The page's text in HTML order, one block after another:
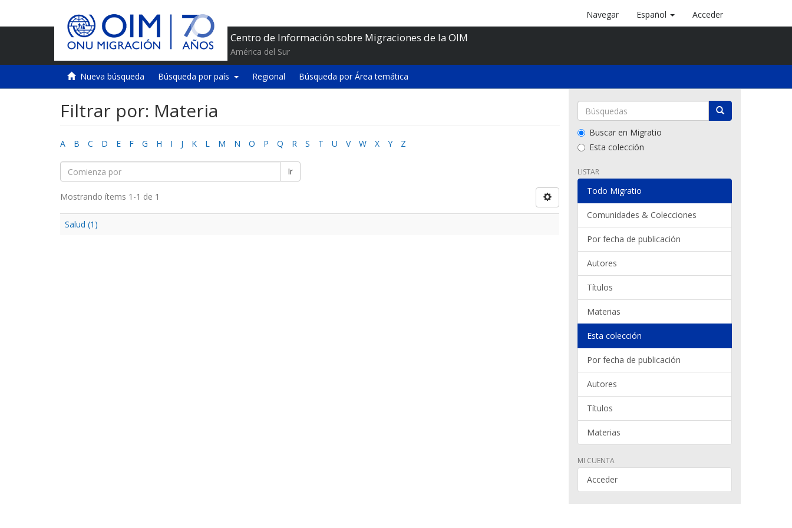
Centro de Información sobre Migraciones de la OIM
América del Sur
Navegar Español Acceder
Nueva búsqueda Búsqueda por país Regional Búsqueda por Área temática
Filtrar por: Materia
A B C D E F G H I J K L M N O P Q R S T U V W X Y Z
Ir
Mostrando ítems 1-1 de 1
Salud (1)
Buscar en Migratio
Esta colección
LISTAR
Todo Migratio
Comunidades & Colecciones
Por fecha de publicación
Autores
Títulos
Materias
Esta colección
Por fecha de publicación
Autores
Títulos
Materias
MI CUENTA
Acceder